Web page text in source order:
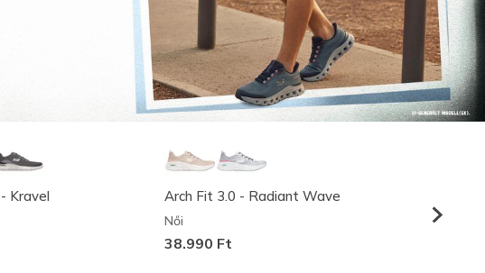
Kravel Arch Fit 3.0 - Radiant Wave
Női
38.990 Ft
Férfi